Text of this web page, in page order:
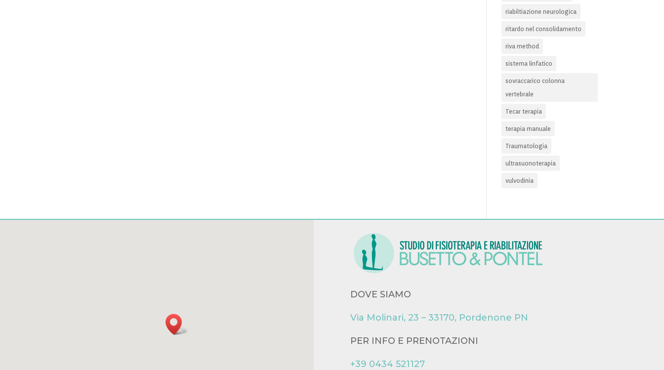
riabiltiazione neurologica
ritardo nel consolidamento
riva method
sistema linfatico
sovraccarico colonna
vertebrale
Tecar terapia
terapia manuale
Traumatologia
ultrasuonoterapia
vulvodinia
DOVE SIAMO
Via Molinari, 23 – 33170, Pordenone PN
PER INFO E PRENOTAZIONI
+39 0434 521127